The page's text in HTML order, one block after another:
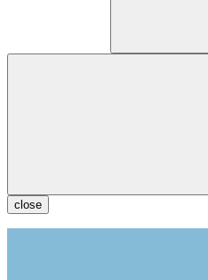
close